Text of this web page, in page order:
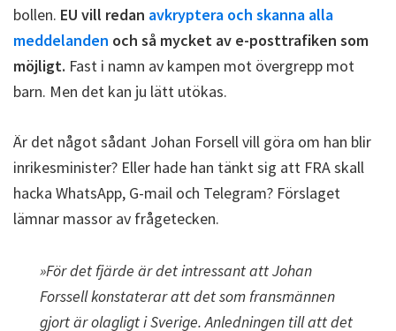
bollen. EU vill redan avkryptera och skanna alla
meddelanden och så mycket av e-posttrafiken som
möjligt. Fast i namn av kampen mot övergrepp mot
barn. Men det kan ju lätt utökas.
Är det något sådant Johan Forsell vill göra om han blir
inrikesminister? Eller hade han tänkt sig att FRA skall
hacka WhatsApp, G-mail och Telegram? Förslaget
lämnar massor av frågetecken.
»För det fjärde är det intressant att Johan
Forssell konstaterar att det som fransmännen
gjort är olagligt i Sverige. Anledningen till att det